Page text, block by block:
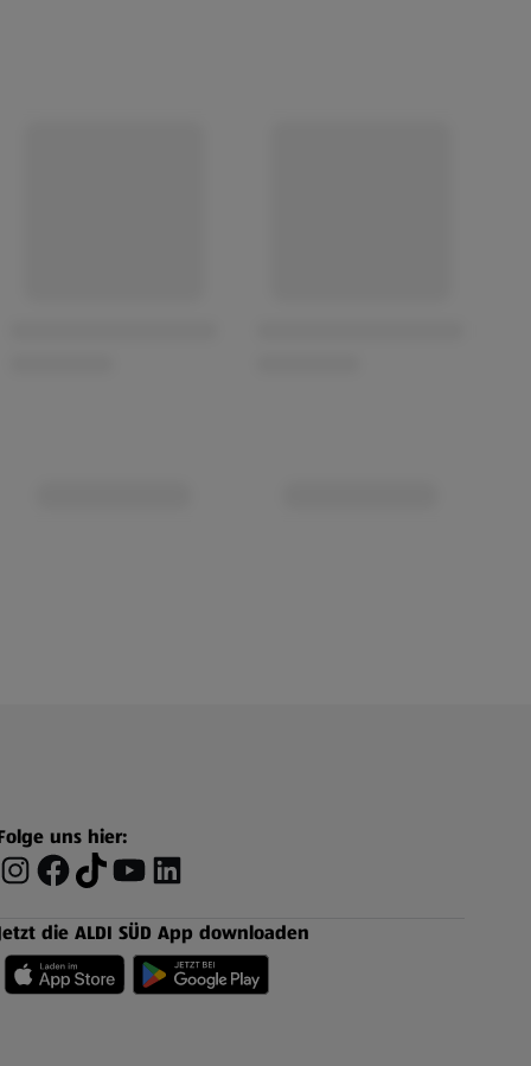
uns hier:
die ALDI SÜD App downloaden